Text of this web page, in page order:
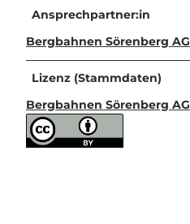
Ansprechpartner:in
Bergbahnen Sörenberg AG
Lizenz (Stammdaten)
Bergbahnen Sörenberg AG